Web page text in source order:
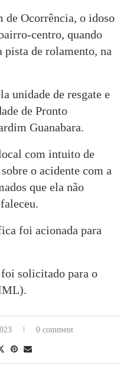
de Ocorrência, o idoso
centro, quando
de rolamento, na
unidade de resgate e
de Pronto
Guanabara.
com intuito de
o acidente com a
que ela não
foi acionada para
solicitado para o
0 comment